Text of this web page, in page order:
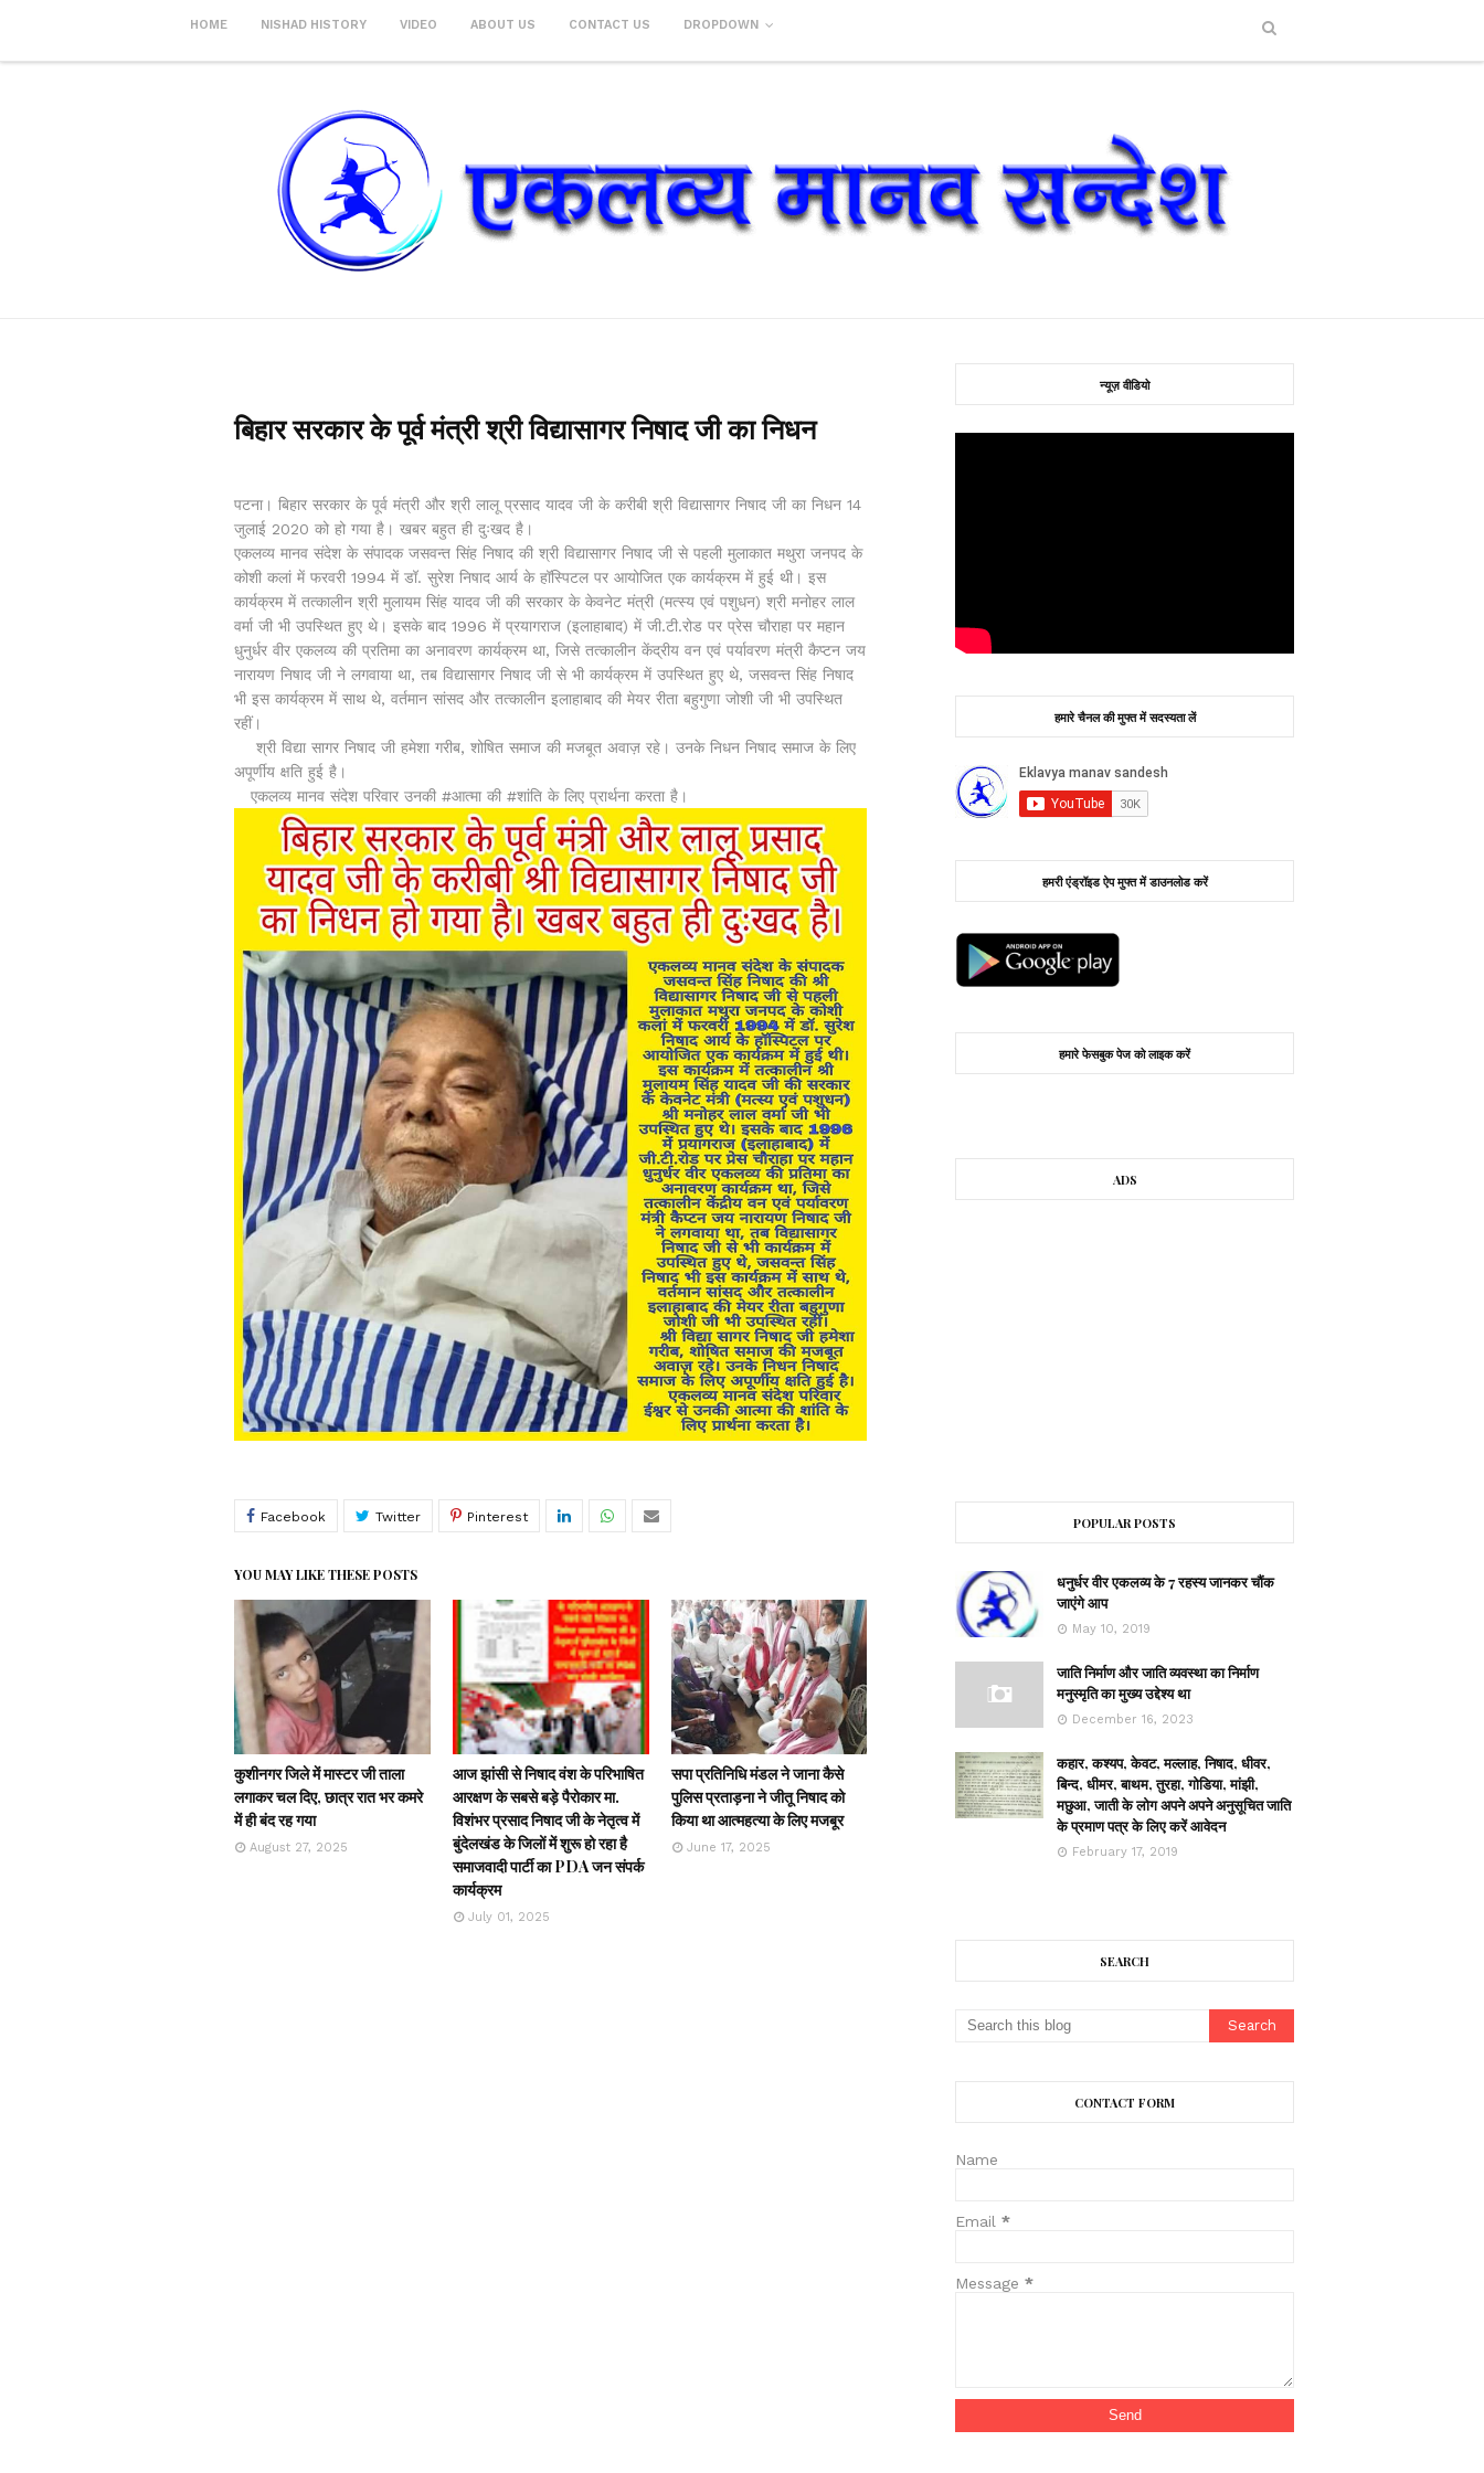
HOME NISHAD HISTORY VIDEO ABOUT US CONTACT US DROPDOWN
बिहार सरकार के पूर्व मंत्री श्री विद्यासागर निषाद जी का निधन
पटना। बिहार सरकार के पूर्व मंत्री और श्री लालू प्रसाद यादव जी के करीबी श्री विद्यासागर निषाद जी का निधन 14
जुलाई 2020 को हो गया है। खबर बहुत ही दुःखद है।
एकलव्य मानव संदेश के संपादक जसवन्त सिंह निषाद की श्री विद्यासागर निषाद जी से पहली मुलाकात मथुरा जनपद के
कोशी कलां में फरवरी 1994 में डॉ. सुरेश निषाद आर्य के हॉस्पिटल पर आयोजित एक कार्यक्रम में हुई थी। इस
कार्यक्रम में तत्कालीन श्री मुलायम सिंह यादव जी की सरकार के केवनेट मंत्री (मत्स्य एवं पशुधन) श्री मनोहर लाल
वर्मा जी भी उपस्थित हुए थे। इसके बाद 1996 में प्रयागराज (इलाहाबाद) में जी.टी.रोड पर प्रेस चौराहा पर महान
धुनुर्धर वीर एकलव्य की प्रतिमा का अनावरण कार्यक्रम था, जिसे तत्कालीन केंद्रीय वन एवं पर्यावरण मंत्री कैप्टन जय
नारायण निषाद जी ने लगवाया था, तब विद्यासागर निषाद जी से भी कार्यक्रम में उपस्थित हुए थे, जसवन्त सिंह निषाद
भी इस कार्यक्रम में साथ थे, वर्तमान सांसद और तत्कालीन इलाहाबाद की मेयर रीता बहुगुणा जोशी जी भी उपस्थित
रहीं।
श्री विद्या सागर निषाद जी हमेशा गरीब, शोषित समाज की मजबूत अवाज़ रहे। उनके निधन निषाद समाज के लिए
अपूर्णीय क्षति हुई है।
एकलव्य मानव संदेश परिवार उनकी #आत्मा की #शांति के लिए प्रार्थना करता है।
YOU MAY LIKE THESE POSTS
कुशीनगर जिले में मास्टर जी ताला
लगाकर चल दिए, छात्र रात भर कमरे
में ही बंद रह गया
August 27, 2025
आज झांसी से निषाद वंश के परिभाषित
आरक्षण के सबसे बड़े पैरोकार मा.
विशंभर प्रसाद निषाद जी के नेतृत्व में
बुंदेलखंड के जिलों में शुरू हो रहा है
समाजवादी पार्टी का PDA जन संपर्क
कार्यक्रम
July 01, 2025
सपा प्रतिनिधि मंडल ने जाना कैसे
पुलिस प्रताड़ना ने जीतू निषाद को
किया था आत्महत्या के लिए मजबूर
June 17, 2025
न्यूज़ वीडियो
हमारे चैनल की मुफ्त में सदस्यता लें
हमरी एंड्रॉइड ऐप मुफ्त में डाउनलोड करें
हमारे फेसबुक पेज को लाइक करें
ADS
POPULAR POSTS
धनुर्धर वीर एकलव्य के 7 रहस्य जानकर चौंक
जाएंगे आप
May 10, 2019
जाति निर्माण और जाति व्यवस्था का निर्माण
मनुस्मृति का मुख्य उद्देश्य था
December 16, 2023
कहार, कश्यप, केवट, मल्लाह, निषाद, धीवर,
बिन्द, धीमर, बाथम, तुरहा, गोडिया, मांझी,
मछुआ, जाती के लोग अपने अपने अनुसूचित जाति
के प्रमाण पत्र के लिए करें आवेदन
February 17, 2019
SEARCH
CONTACT FORM
Name
Email*
Message*